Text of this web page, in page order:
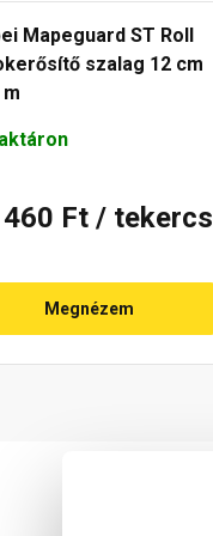
Mapeguard ST Roll
szalag 12 cm
Ft / tekercs
Megnézem